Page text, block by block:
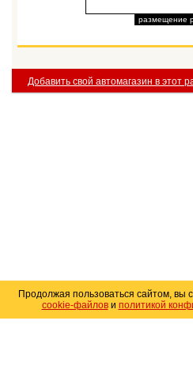
размещение
Добавить свой автомагазин в этот
Продолжая пользоваться сайтом, вы
cookie-файлови политикой